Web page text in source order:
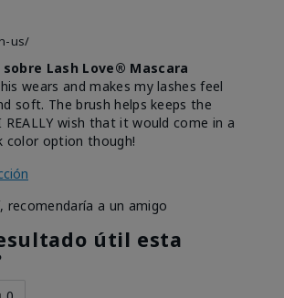
us/
Lash Love® Mascara
wears and makes my lashes feel
soft. The brush helps keeps the
REALLY wish that it would come in a
color option though!
recomendaría a un amigo
útil esta